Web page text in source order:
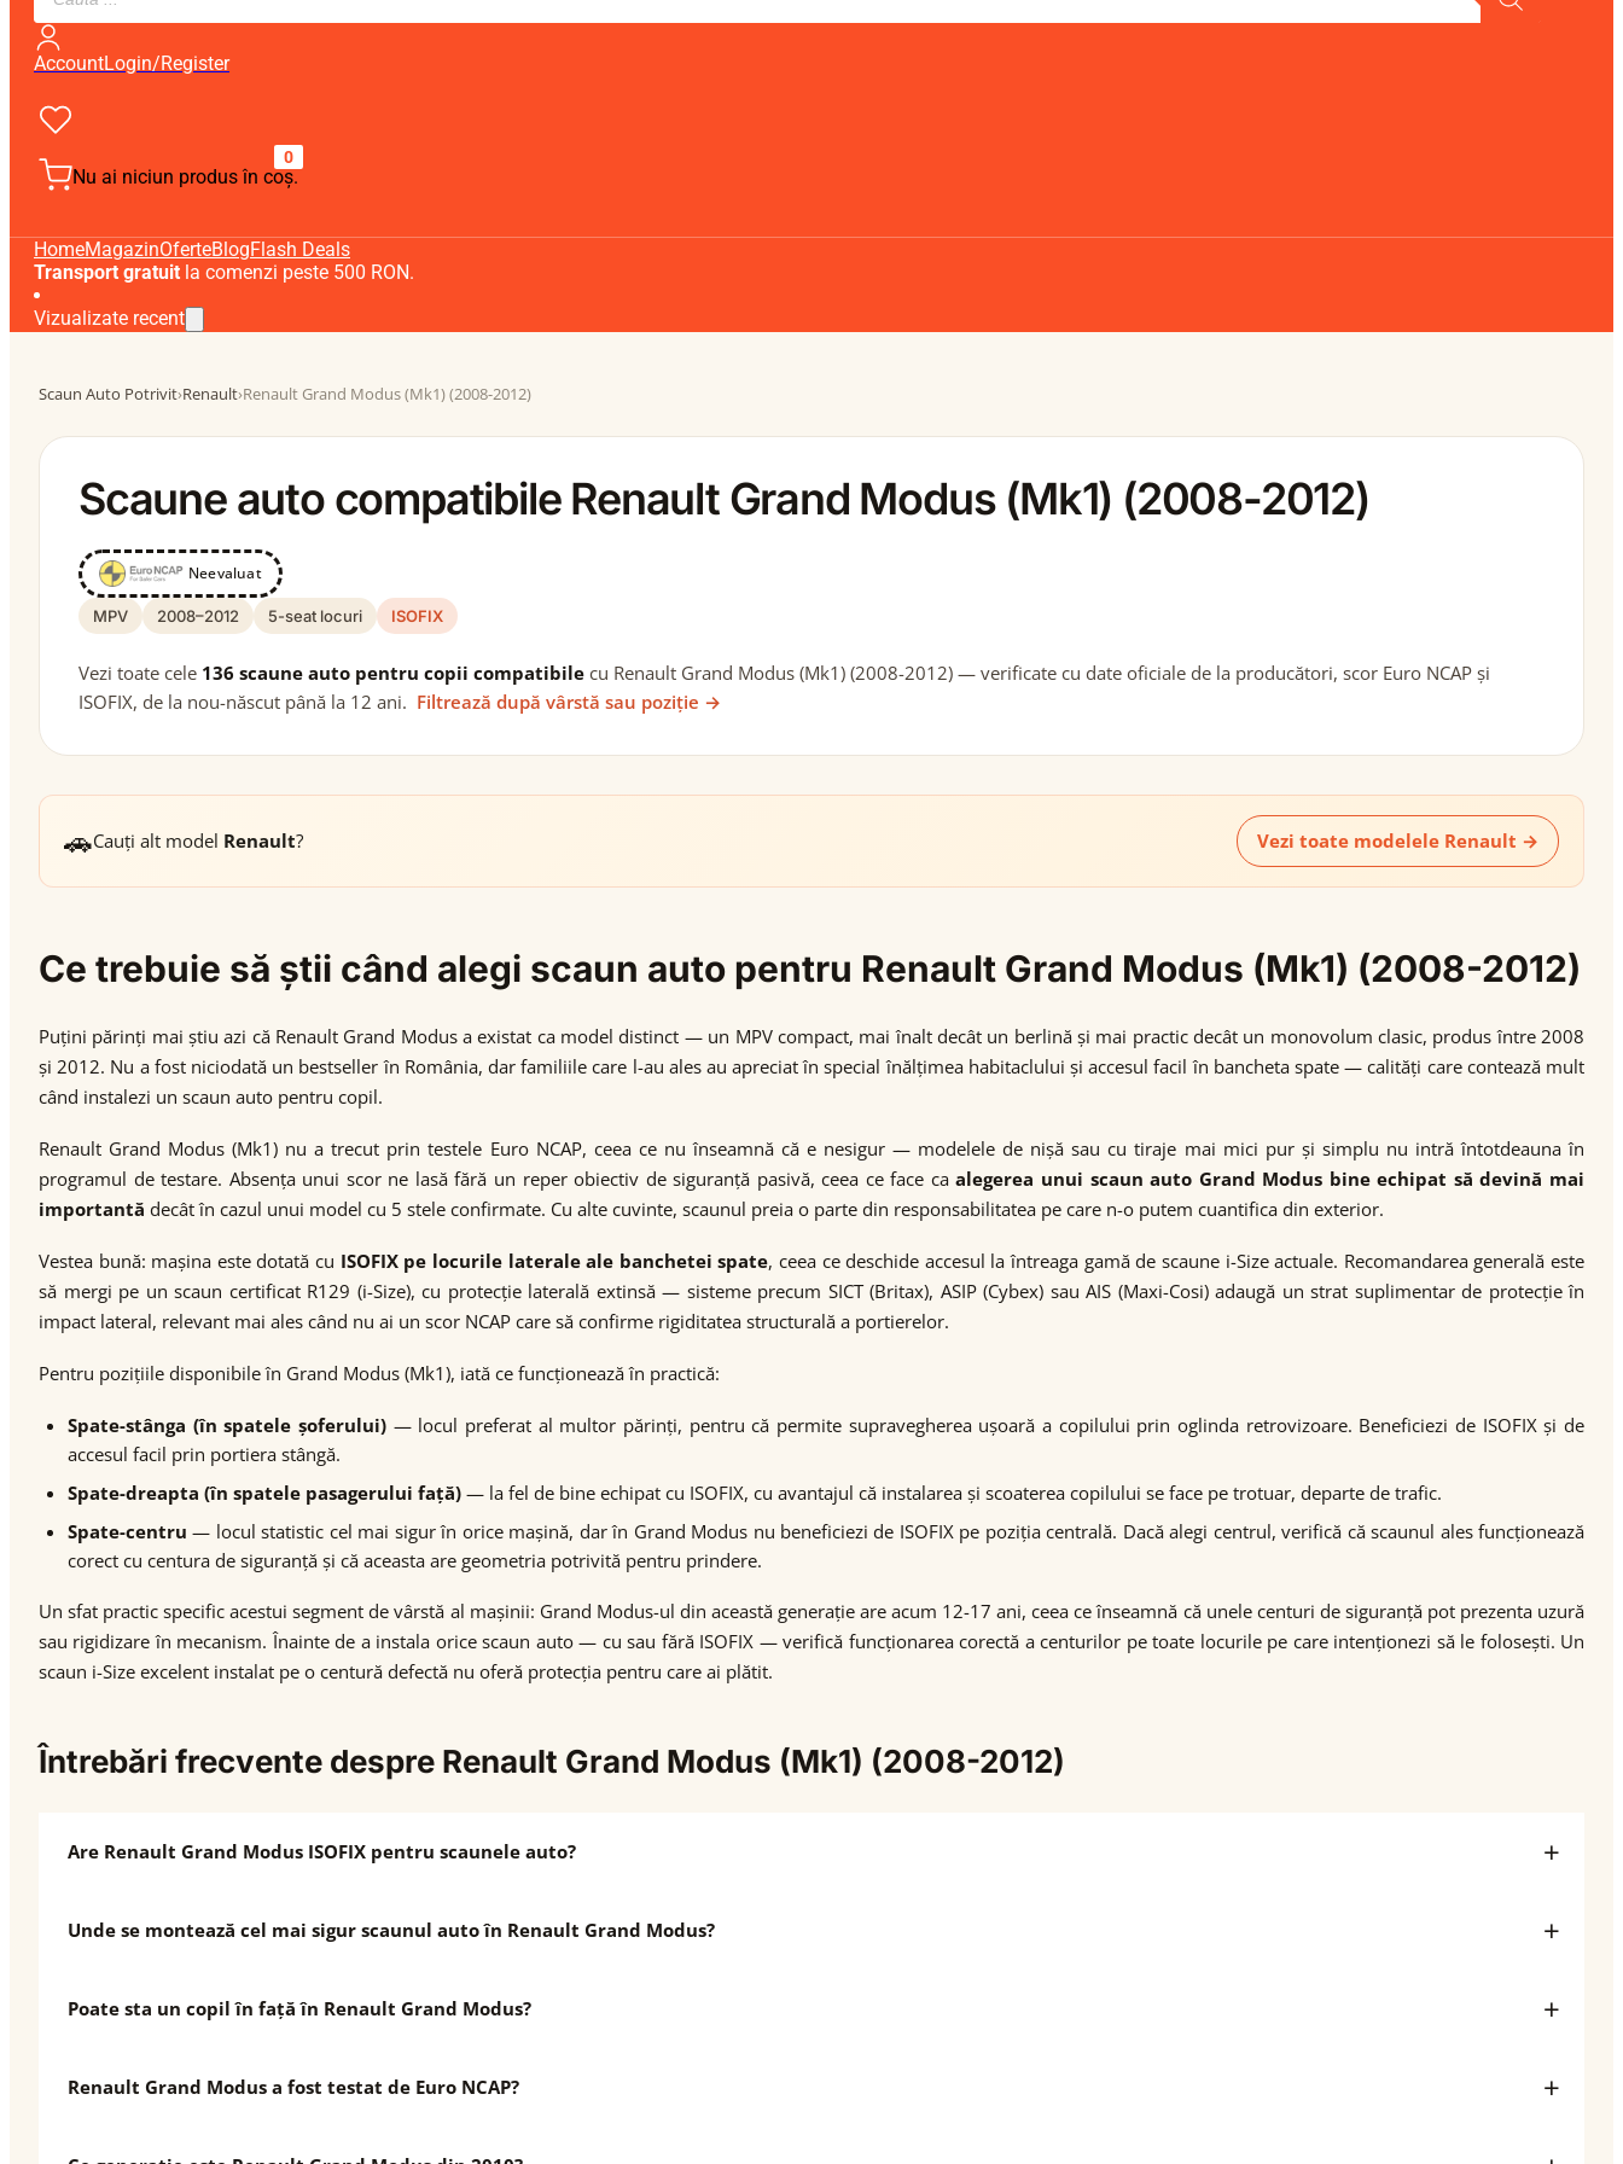
AccountLogin/Register
0
Nu ai niciun produs în coș.
HomeMagazinOferteBlogFlash Deals
Transport gratuit la comenzi peste 500 RON.
Vizualizate recent
Scaun Auto Potrivit›Renault›Renault Grand Modus (Mk1) (2008-2012)
Scaune auto compatibile Renault Grand Modus (Mk1) (2008-2012)
Neevaluat
MPV 2008–2012 5-seat locuri ISOFIX
Vezi toate cele 136 scaune auto pentru copii compatibile cu Renault Grand Modus (Mk1) (2008-2012) — verificate cu date oficiale de la producători, scor Euro NCAP și
ISOFIX, de la nou-născut până la 12 ani. Filtrează după vârstă sau poziție →
🚗Cauți alt model Renault? Vezi toate modelele Renault →
Ce trebuie să știi când alegi scaun auto pentru Renault Grand Modus (Mk1) (2008-2012)
Puțini părinți mai știu azi că Renault Grand Modus a existat ca model distinct — un MPV compact, mai înalt decât un berlină și mai practic decât un monovolum clasic, produs între 2008
și 2012. Nu a fost niciodată un bestseller în România, dar familiile care l-au ales au apreciat în special înălțimea habitaclului și accesul facil în bancheta spate — calități care contează mult
când instalezi un scaun auto pentru copil.
Renault Grand Modus (Mk1) nu a trecut prin testele Euro NCAP, ceea ce nu înseamnă că e nesigur — modelele de nișă sau cu tiraje mai mici pur și simplu nu intră întotdeauna în
programul de testare. Absența unui scor ne lasă fără un reper obiectiv de siguranță pasivă, ceea ce face caalegerea unui scaun auto Grand Modus bine echipat să devină mai
importantă decât în cazul unui model cu 5 stele confirmate. Cu alte cuvinte, scaunul preia o parte din responsabilitatea pe care n-o putem cuantifica din exterior.
Vestea bună: mașina este dotată cu ISOFIX pe locurile laterale ale banchetei spate, ceea ce deschide accesul la întreaga gamă de scaune i-Size actuale. Recomandarea generală este
să mergi pe un scaun certificat R129 (i-Size), cu protecție laterală extinsă — sisteme precum SICT (Britax), ASIP (Cybex) sau AIS (Maxi-Cosi) adaugă un strat suplimentar de protecție în
impact lateral, relevant mai ales când nu ai un scor NCAP care să confirme rigiditatea structurală a portierelor.
Pentru pozițiile disponibile în Grand Modus (Mk1), iată ce funcționează în practică:
Spate-stânga (în spatele șoferului) — locul preferat al multor părinți, pentru că permite supravegherea ușoară a copilului prin oglinda retrovizoare. Beneficiezi de ISOFIX și de
accesul facil prin portiera stângă.
Spate-dreapta (în spatele pasagerului față) — la fel de bine echipat cu ISOFIX, cu avantajul că instalarea și scoaterea copilului se face pe trotuar, departe de trafic.
Spate-centru — locul statistic cel mai sigur în orice mașină, dar în Grand Modus nu beneficiezi de ISOFIX pe poziția centrală. Dacă alegi centrul, verifică că scaunul ales funcționează
corect cu centura de siguranță și că aceasta are geometria potrivită pentru prindere.
Un sfat practic specific acestui segment de vârstă al mașinii: Grand Modus-ul din această generație are acum 12-17 ani, ceea ce înseamnă că unele centuri de siguranță pot prezenta uzură
sau rigidizare în mecanism. Înainte de a instala orice scaun auto — cu sau fără ISOFIX — verifică funcționarea corectă a centurilor pe toate locurile pe care intenționezi să le folosești. Un
scaun i-Size excelent instalat pe o centură defectă nu oferă protecția pentru care ai plătit.
Întrebări frecvente despre Renault Grand Modus (Mk1) (2008-2012)
Are Renault Grand Modus ISOFIX pentru scaunele auto?
Unde se montează cel mai sigur scaunul auto în Renault Grand Modus?
Poate sta un copil în față în Renault Grand Modus?
Renault Grand Modus a fost testat de Euro NCAP?